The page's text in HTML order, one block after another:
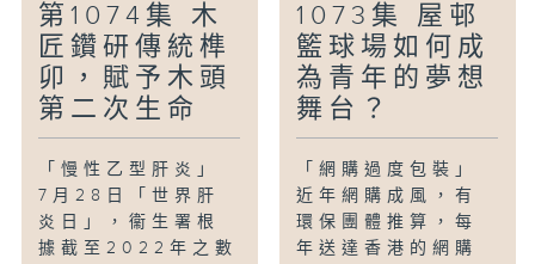
第1074集 木
匠鑽研傳統榫
卯，賦予木頭
第二次生命
「慢性乙型肝炎」
7月28日「世界肝
炎日」，衞生署根
據截至2022年之數
1073集 屋邨
籃球場如何成
為青年的夢想
舞台？
「網購過度包裝」
近年網購成風，有
環保團體推算，每
年送達香港的網購